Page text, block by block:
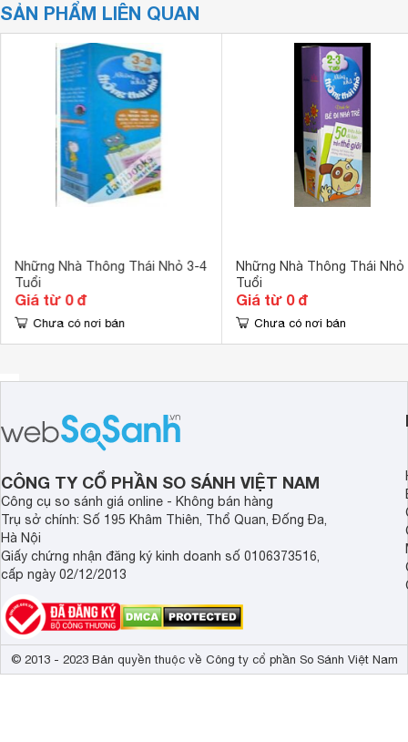
SẢN PHẨM LIÊN QUAN
Những Nhà Thông Thái Nhỏ 3-4
Tuổi
Giá từ 0 đ
Chưa có nơi bán
Những Nhà Thông Thái Nhỏ
Tuổi
Giá từ 0 đ
Chưa có nơi bán
CÔNG TY CỔ PHẦN SO SÁNH VIỆT NAM
Công cụ so sánh giá online - Không bán hàng
Trụ sở chính: Số 195 Khâm Thiên, Thổ Quan, Đống Đa,
Hà Nội
Giấy chứng nhận đăng ký kinh doanh số 0106373516,
cấp ngày 02/12/2013
© 2013 - 2023 Bản quyền thuộc về Công ty cổ phần So Sánh Việt Nam